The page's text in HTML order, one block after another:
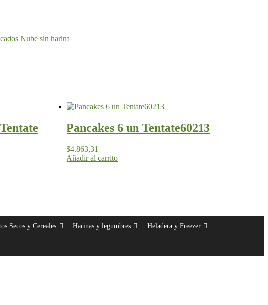
Nube sin harina
Pancakes 6 un Tentate60213
$4.863,31
Añadir al carrito
Secos y Cereales Harinas y legumbres Heladera y Freezer